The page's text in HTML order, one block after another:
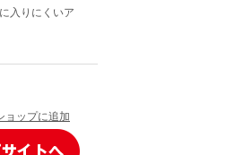
入りにくいア
ョップに追加